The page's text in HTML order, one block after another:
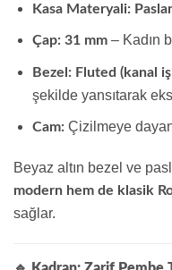
Kasa Materyali:
Çap: 31 mm– Kadın
Bezel: Fluted (kanal
şekilde yansıtarak
Cam:Çizilmeye
Beyaz altın bezel ve
modern hem de klasik
sağlar.